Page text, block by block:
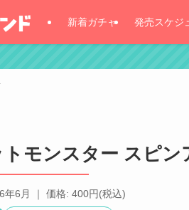
新着ガチャ 発売スケジ
最
モンスター スピ
年6月 ｜ 価格: 400円(税込)